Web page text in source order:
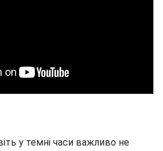
у темні часи важливо не